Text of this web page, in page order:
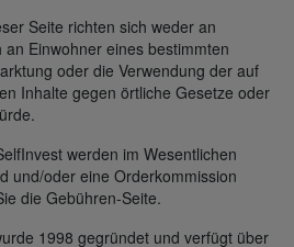
Seite richten sich weder an
Einwohner eines bestimmten
oder die Verwendung der auf
Inhalte gegen örtliche Gesetze oder
werden im Wesentlichen
und/oder eine Orderkommission
die Gebühren-Seite.
1998 gegründet und verfügt über